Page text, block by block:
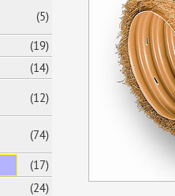
(5)
(19)
(14)
(12)
(74)
(17)
(24)